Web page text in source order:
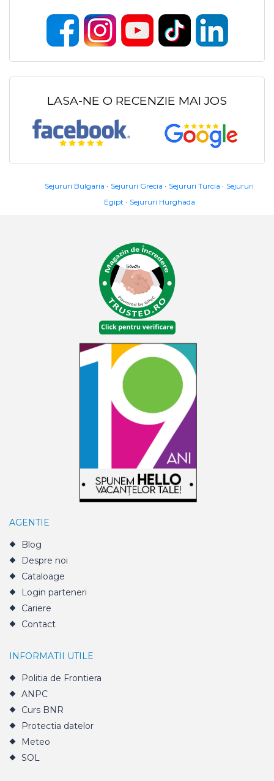
LASA-NE O RECENZIE MAI JOS
Sejururi Bulgaria Sejururi Grecia Sejururi Turcia
Sejururi
Egipt
Sejururi Hurghada
AGENTIE
Blog
Despre noi
Cataloage
Login parteneri
Cariere
Contact
INFORMATII UTILE
Politia de Frontiera
ANPC
Curs BNR
Protectia datelor
Meteo
SOL